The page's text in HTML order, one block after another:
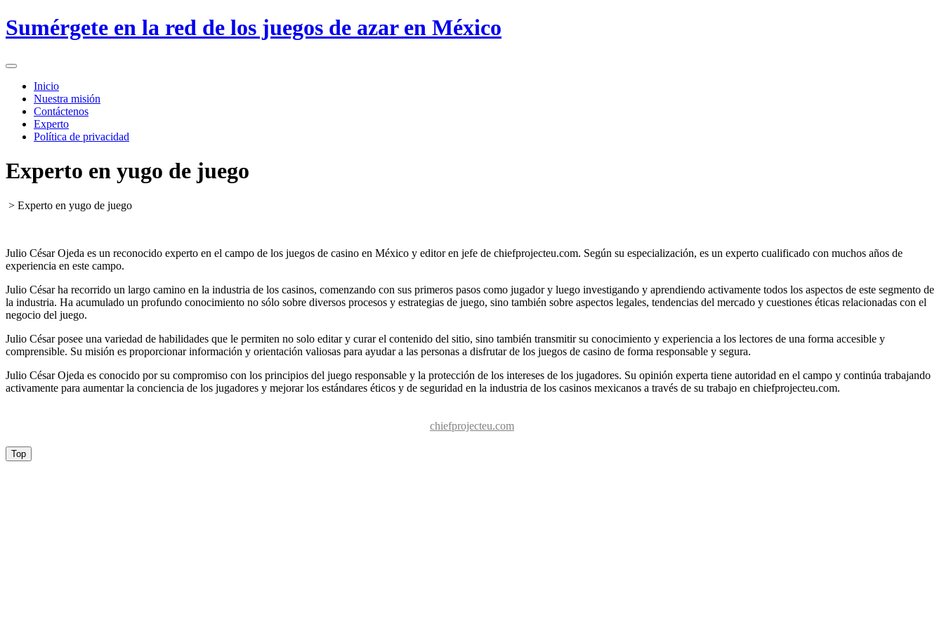
Skip
to
Sumérgete en la red de los juegos de azar en México
Open
Inicio
Nuestra misión
Contáctenos
Experto
Política de privacidad
Menu
Experto en yugo de juego
> Experto en yugo de juego
Julio César Ojeda es un reconocido experto en el campo de los juegos de casino en México y editor en jefe de chiefprojecteu.com. Según su especialización, es un experto cualificado con muchos años de
experiencia en este campo.
Julio César ha recorrido un largo camino en la industria de los casinos, comenzando con sus primeros pasos como jugador y luego investigando y aprendiendo activamente todos los aspectos de este segmento de
la industria. Ha acumulado un profundo conocimiento no sólo sobre diversos procesos y estrategias de juego, sino también sobre aspectos legales, tendencias del mercado y cuestiones éticas relacionadas con el
negocio del juego.
Julio César posee una variedad de habilidades que le permiten no solo editar y curar el contenido del sitio, sino también transmitir su conocimiento y experiencia a los lectores de una forma accesible y
comprensible. Su misión es proporcionar información y orientación valiosas para ayudar a las personas a disfrutar de los juegos de casino de forma responsable y segura.
Julio César Ojeda es conocido por su compromiso con los principios del juego responsable y la protección de los intereses de los jugadores. Su opinión experta tiene autoridad en el campo y continúa trabajando
activamente para aumentar la conciencia de los jugadores y mejorar los estándares éticos y de seguridad en la industria de los casinos mexicanos a través de su trabajo en chiefprojecteu.com.
chiefprojecteu.com
Top